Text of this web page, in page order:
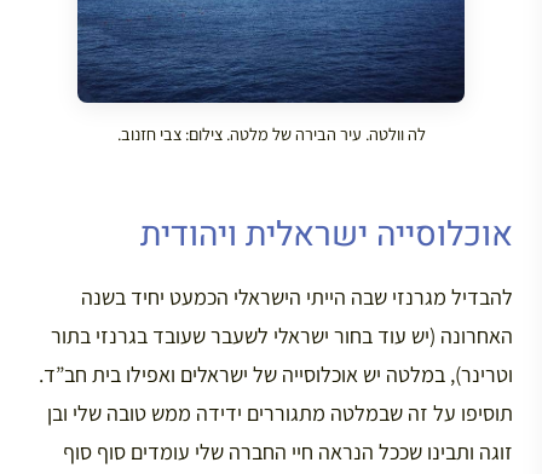
לה וולטה. עיר הבירה של מלטה. צילום: צבי חזנוב.
אוכלוסייה ישראלית ויהודית
להבדיל מגרנזי שבה הייתי הישראלי הכמעט יחיד בשנה
האחרונה (יש עוד בחור ישראלי לשעבר שעובד בגרנזי בתור
וטרינר), במלטה יש אוכלוסייה של ישראלים ואפילו בית חב”ד.
תוסיפו על זה שבמלטה מתגוררים ידידה ממש טובה שלי ובן
זוגה ותבינו שככל הנראה חיי החברה שלי עומדים סוף סוף